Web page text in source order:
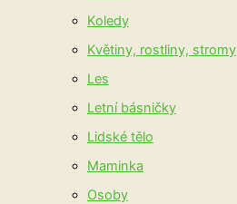
Koledy
Květiny, rostliny, stromy
Les
Letní básničky
Lidské tělo
Maminka
Osoby